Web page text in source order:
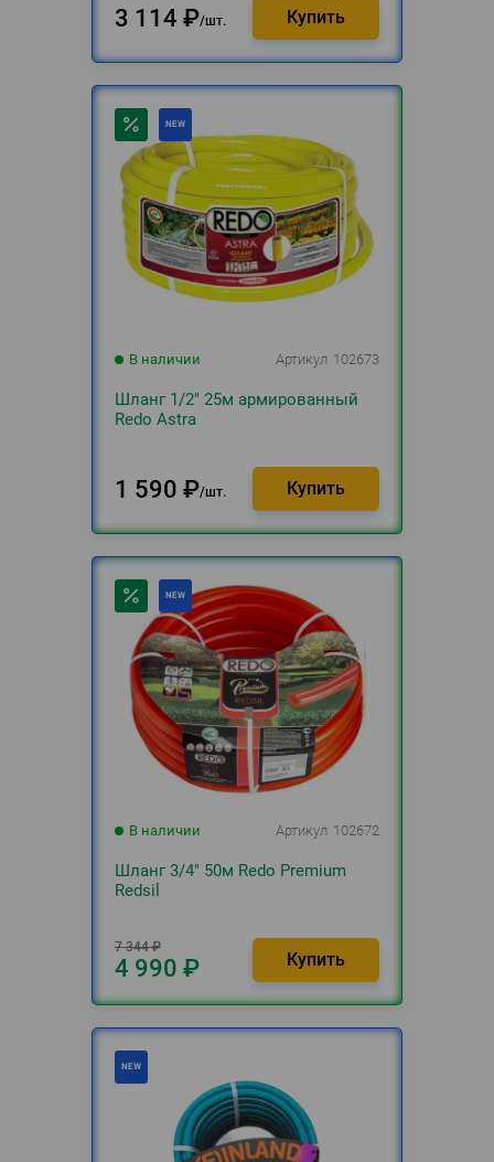
3 114 ₽ шт.
В наличии Артикул 102673
Шланг 1/2" 25м армированный
Redo Astra
1 590 ₽ шт.
В наличии Артикул 102672
Шланг 3/4" 50м Redo Premium
Redsil
7 344 ₽
4 990 ₽